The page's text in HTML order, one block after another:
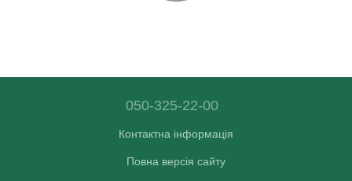
050-325-22-00
Контактна інформація
Повна версія сайту